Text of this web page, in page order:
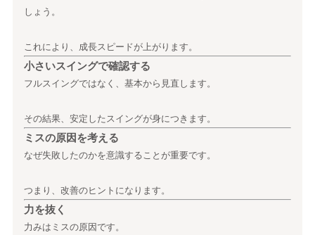
しょう。
これにより、成長スピードが上がります。
小さいスイングで確認する
フルスイングではなく、基本から見直します。
その結果、安定したスイングが身につきます。
ミスの原因を考える
なぜ失敗したのかを意識することが重要です。
つまり、改善のヒントになります。
力を抜く
力みはミスの原因です。